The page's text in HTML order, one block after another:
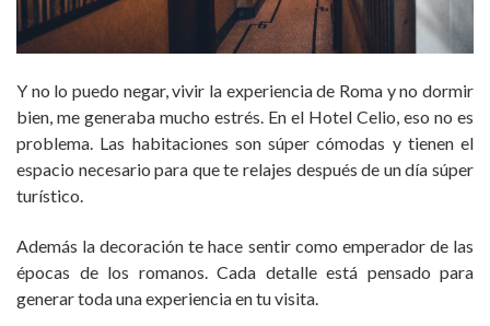
Y no lo puedo negar, vivir la experiencia de Roma y no dormir
bien, me generaba mucho estrés. En el Hotel Celio, eso no es
problema. Las habitaciones son súper cómodas y tienen el
espacio necesario para que te relajes después de un día súper
turístico.
Además la decoración te hace sentir como emperador de las
épocas de los romanos. Cada detalle está pensado para
generar toda una experiencia en tu visita.